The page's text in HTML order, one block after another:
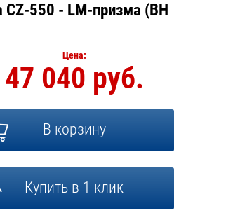
550 - LM-призма (BH
Цена:
47 040 руб.
В корзину
Купить в 1 клик